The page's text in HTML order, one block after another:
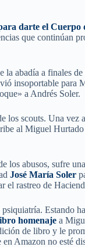
darte el Cuerpo
que continúan
abadía a finales
insoportable
a Andrés Soler.
scouts. Una
al Miguel Hurtado
los abusos, sufre
José María Soler
el rastreo de
Estando
homenaje a
de libro y le
Amazon no esté